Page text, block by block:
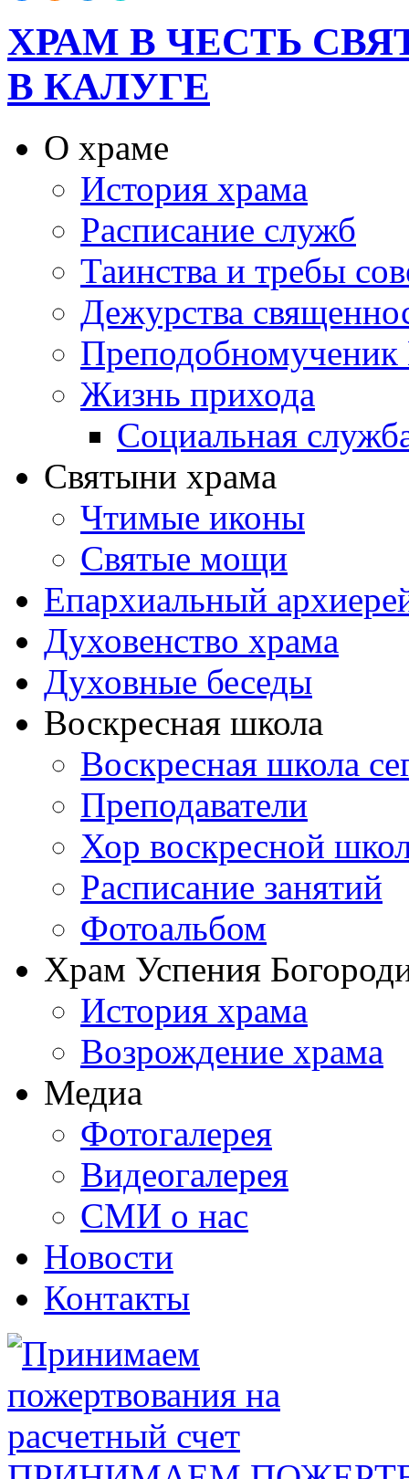
ХРАМ В ЧЕСТЬ
В КАЛУГЕ
О храме
История храма
Расписание служб
Таинства и требы
Дежурства
Жизнь прихода
Социальная
Святыни храма
Чтимые иконы
Святые мощи
Епархиальный
Духовенство храма
Духовные беседы
Воскресная школа
Воскресная школа
Преподаватели
Хор воскресной
Расписание занятий
Фотоальбом
Храм Успения
История храма
Возрождение храма
Медиа
Фотогалерея
Видеогалерея
СМИ о нас
Новости
Контакты